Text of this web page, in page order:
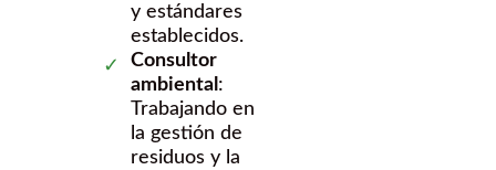
y estándares
establecidos.
Consultor
ambiental :
Trabajando en
la gestión de
residuos y la